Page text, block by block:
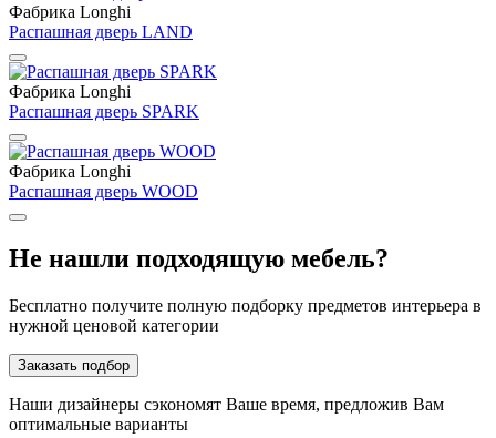
Фабрика Longhi
Распашная дверь LAND
Фабрика Longhi
Распашная дверь SPARK
Фабрика Longhi
Распашная дверь WOOD
Не нашли подходящую мебель?
Бесплатно получите полную подборку предметов интерьера в
нужной ценовой категории
Заказать подбор
Наши дизайнеры сэкономят Ваше время, предложив Вам
оптимальные варианты